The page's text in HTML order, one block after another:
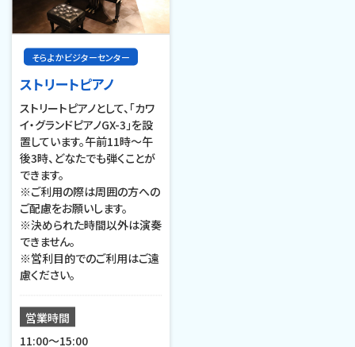
そらよかビジターセンター
ストリートピアノ
ストリートピアノとして、「カワ
イ・グランドピアノGX-3」を設
置しています。午前11時～午
後3時、どなたでも弾くことが
できます。
※ご利用の際は周囲の方への
ご配慮をお願いします。
※決められた時間以外は演奏
できません。
※営利目的でのご利用はご遠
慮ください。
営業時間
11:00～15:00